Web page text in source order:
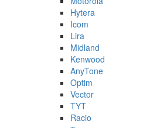
Hytera
Icom
Lira
Midland
Kenwood
AnyTone
Optim
Vector
TYT
Racio